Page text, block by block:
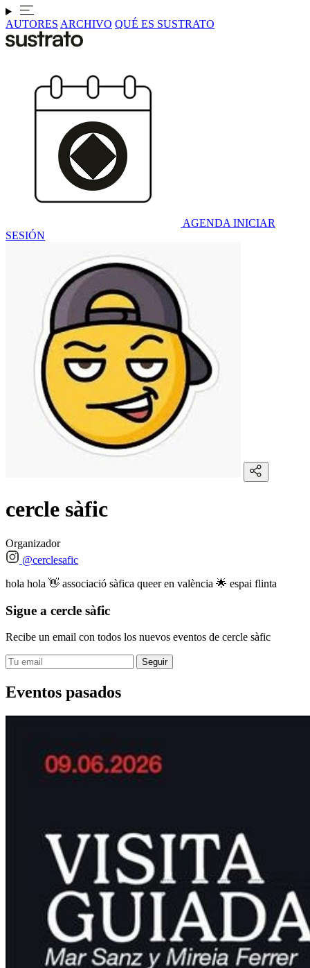
AUTORES ARCHIVO QUÉ ES SUSTRATO
AGENDA INICIAR
SESIÓN
cercle sàfic
Organizador
@cerclesafic
hola hola 👋 associació sàfica queer en valència 🌟 espai flinta
Sigue a cercle sàfic
Recibe un email con todos los nuevos eventos de cercle sàfic
Eventos pasados